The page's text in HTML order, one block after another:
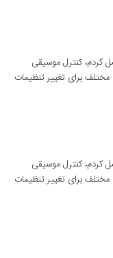
کردم، کنترل موسیقی
برای تغییر تنظیمات
کردم، کنترل موسیقی
برای تغییر تنظیمات